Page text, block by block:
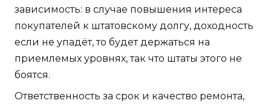
зависимость: в случае повышения интереса
покупателей к штатовскому долгу, доходность
если не упадёт, то будет держаться на
приемлемых уровнях, так что штаты этого не
боятся.
Ответственность за срок и качество ремонта,